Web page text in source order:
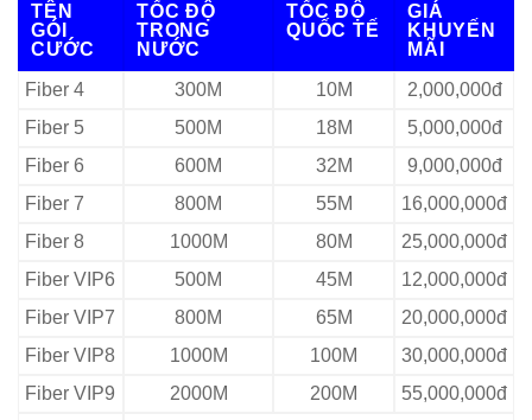
TÊN
GÓI
CƯỚC
TỐC ĐỘ
TRONG
NƯỚC
TỐC ĐỘ
QUỐC TẾ
GIÁ
KHUYẾN
MÃI
Fiber 4
300M 10M
2,000,000đ
Fiber 5
500M 18M
5,000,000đ
Fiber 6
600M 32M
9,000,000đ
Fiber 7
800M 55M
16,000,000đ
Fiber 8
1000M 80M
25,000,000đ
Fiber VIP6
500M 45M
12,000,000đ
Fiber VIP7
800M 65M
20,000,000đ
Fiber VIP8
1000M 100M
30,000,000đ
Fiber VIP9
2000M 200M
55,000,000đ